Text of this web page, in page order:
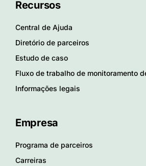
Recursos
Central de Ajuda
Diretório de parceiros
Estudo de caso
Fluxo de trabalho de monitoramento
Informações legais
Empresa
Programa de parceiros
Carreiras